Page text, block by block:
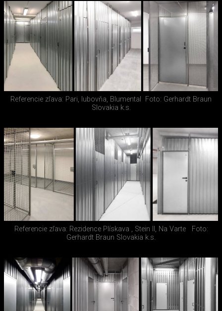
Referencie zľava: Pari, lubovňa, Blumental
Foto: Gerhardt Braun
Slovakia k.s.
Referencie zľava: Rezidence Plískava , Stein II, Na Varte
Foto:
Gerhardt Braun Slovakia k.s.